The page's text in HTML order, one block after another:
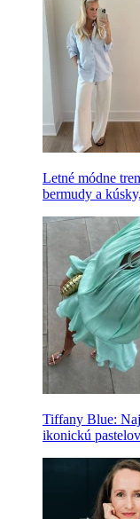
Letné módne
bermudy a
Tiffany Blue:
ikonickú